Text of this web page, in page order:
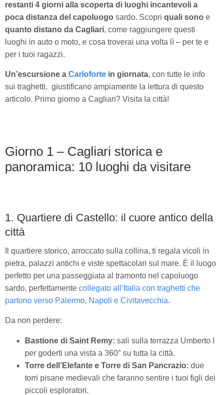
restanti 4 giorni alla scoperta di luoghi incantevoli a
poca distanza del capoluogo sardo. Scopri quali sono e
quanto distano da Cagliari, come raggiungere questi
luoghi in auto o moto, e cosa troverai una volta lì – per te e
per i tuoi ragazzi.
Un’escursione a Carloforte in giornata, con tutte le info
sui traghetti, giustificano ampiamente la lettura di questo
articolo. Primo giorno a Cagliari? Visita la città!
Giorno 1 – Cagliari storica e
panoramica: 10 luoghi da visitare
1. Quartiere di Castello: il cuore antico della
città
Il quartiere storico, arroccato sulla collina, ti regala vicoli in
pietra, palazzi antichi e viste spettacolari sul mare. È il luogo
perfetto per una passeggiata al tramonto nel capoluogo
sardo, perfettamente collegato all’Italia con traghetti che
partono verso Palermo, Napoli e Civitavecchia.
Da non perdere:
Bastione di Saint Remy: sali sulla terrazza Umberto I
per goderti una vista a 360° su tutta la città.
Torre dell’Elefante e Torre di San Pancrazio: due
torri pisane medievali che faranno sentire i tuoi figli dei
piccoli esploratori.